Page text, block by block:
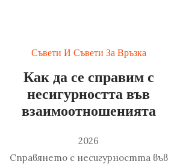
Съвети И Съвети За Връзка
Как да се справим с
несигурността във
взаимоотношенията
2026
Справянето с несигурността във